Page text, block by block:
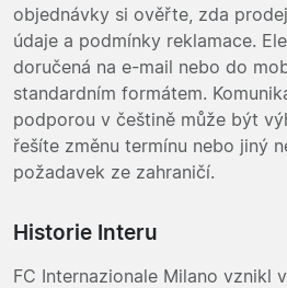
objednávky si ověřte, zda
údaje a podmínky reklamace.
doručená na e-mail nebo do
standardním formátem.
podporou v češtině může být
řešíte změnu termínu nebo jiný
požadavek ze zahraničí.
Historie Interu
FC Internazionale Milano vznikl